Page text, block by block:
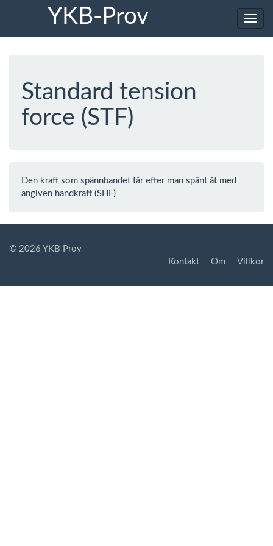
YKB-Prov
Standard tension
force (STF)
Den kraft som spännbandet får efter man spänt åt med
angiven handkraft (SHF)
© 2026 YKB Prov
Kontakt
Om Villkor